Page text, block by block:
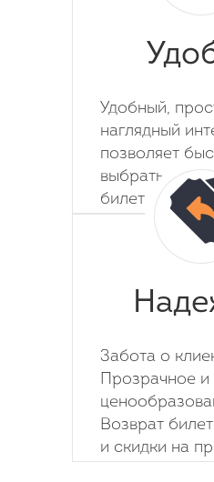
Удобный,
наглядный
позволяет
выбрать
билет на
Забота о
Прозрачное и
Возврат
и скидки на